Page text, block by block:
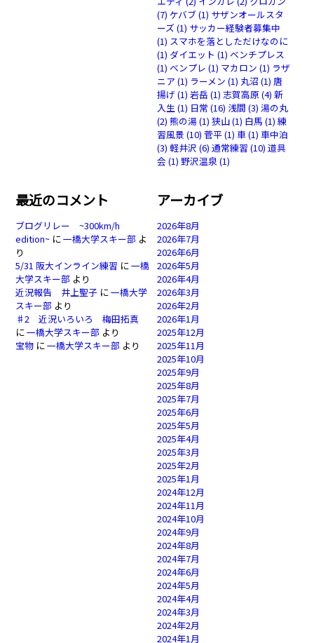
(7) ケバブ(1) サザンオールスタ
ーズ (1) サッカー経験者募集中
(1) スマホを落としただけなのに
(1) ダイエット (1) ベンチプレス
(1) ベンプレ (1) マカロン (1) ラザ
ニア (1) ラーメン (1) 丸沼 (1) 唐
揚げ (1) 岩岳 (1) 志賀高原(4) 新
入生 (1) 日常 (16) 浅間 (3) 湯の丸
(2) 熊の湯(1) 狭山(1) 白馬 (1) 練
習風景(10) 菅平(1) 車(1) 車中泊
(3) 軽井沢 (6) 通常練習 (10) 道具
会 (1) 野沢温泉 (1)
最近のコメント
ブログリレー ~300km/h
edition~ に一橋大学スキー部 よ
り
5/31 阪大インライン練習 に一橋
大学スキー部 より
近況報告 井上聖子 に一橋大学
スキー部 より
♯2 近況いろいろ 梅田拓真
に一橋大学スキー部 より
宝物 に一橋大学スキー部 より
アーカイブ
2026年8月
2026年7月
2026年6月
2026年5月
2026年4月
2026年3月
2026年2月
2026年1月
2025年12月
2025年11月
2025年10月
2025年9月
2025年8月
2025年7月
2025年6月
2025年5月
2025年4月
2025年3月
2025年2月
2025年1月
2024年12月
2024年11月
2024年10月
2024年9月
2024年8月
2024年7月
2024年6月
2024年5月
2024年4月
2024年3月
2024年2月
2024年1月